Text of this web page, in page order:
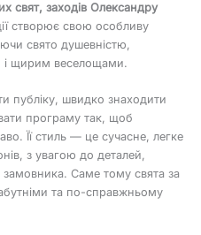
свят, заходів Олександру
створює свою особливу
свято душевністю,
і щирим веселощами.
публіку, швидко знаходити
програму так, щоб
Її стиль — це сучасне, легке
з увагою до деталей,
Саме тому свята за
та по-справжньому